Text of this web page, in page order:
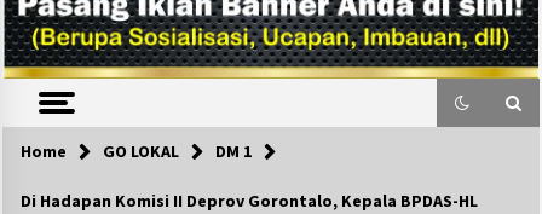
Home GO LOKAL DM 1
Di Hadapan Komisi II Deprov Gorontalo, Kepala BPDAS-HL